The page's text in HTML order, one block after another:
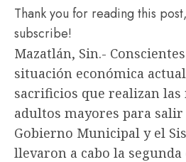
Thank you for reading this
subscribe!
Mazatlán, Sin.-
situación económica
sacrificios que realizan
adultos mayores para
Gobierno Municipal y el
llevaron a cabo la